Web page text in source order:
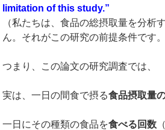
limitation of this study.”
（私たちは、食品の総摂取量を分析
ん。それがこの研究の前提条件です
つまり、この論文の研究調査では、
実は、一日の間食で摂る食品摂取量
一日にその種類の食品を食べる回数